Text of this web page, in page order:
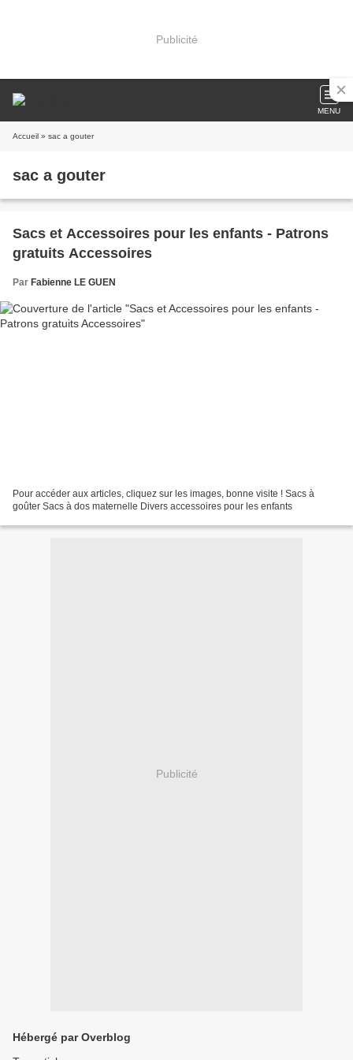
Publicité
MENU
Accueil » sac a gouter
sac a gouter
Sacs et Accessoires pour les enfants - Patrons
gratuits Accessoires
Par Fabienne LE GUEN
Pour accéder aux articles, cliquez sur les images, bonne visite ! Sacs à
goûter Sacs à dos maternelle Divers accessoires pour les enfants
Publicité
Hébergé par Overblog